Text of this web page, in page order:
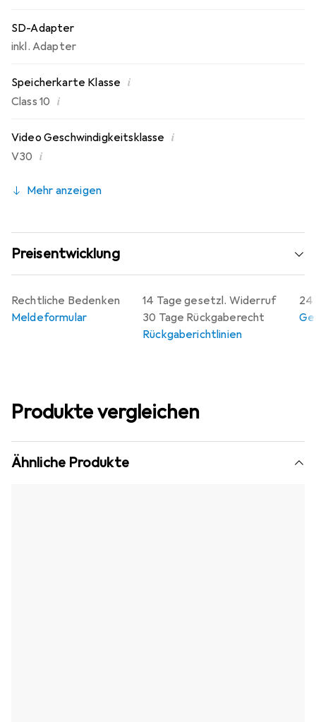
SD-Adapter
inkl. Adapter
Speicherkarte Klasse i
Class 10 i
Video Geschwindigkeitsklasse i
V30 i
Mehr anzeigen
Preisentwicklung
14 Tage gesetzl. Widerruf
30 Tage Rückgaberecht
Rückgaberichtlinien
24
Rechtliche Bedenken
Meldeformular
Produkte vergleichen
Ähnliche Produkte